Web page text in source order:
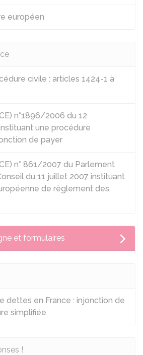
européen
civile : articles 1424-1 à
n°1896/2006 du 12
une procédure
de payer
n° 861/2007 du Parlement
du 11 juillet 2007 instituant
de règlement des
et formulaires
dettes en France : injonction de
simplifiée
!